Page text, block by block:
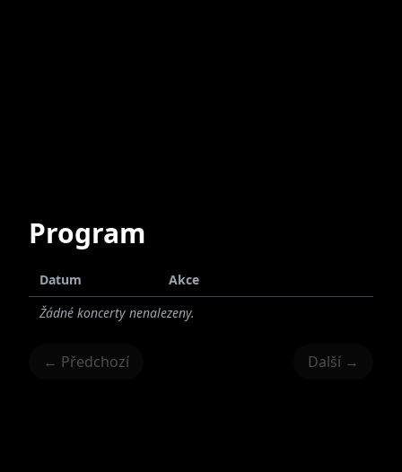
Program
Datum
Akce
Žádné koncerty nenalezeny.
← Předchozí Další →